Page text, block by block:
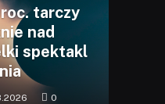
tarczy
nad
spektakl
0